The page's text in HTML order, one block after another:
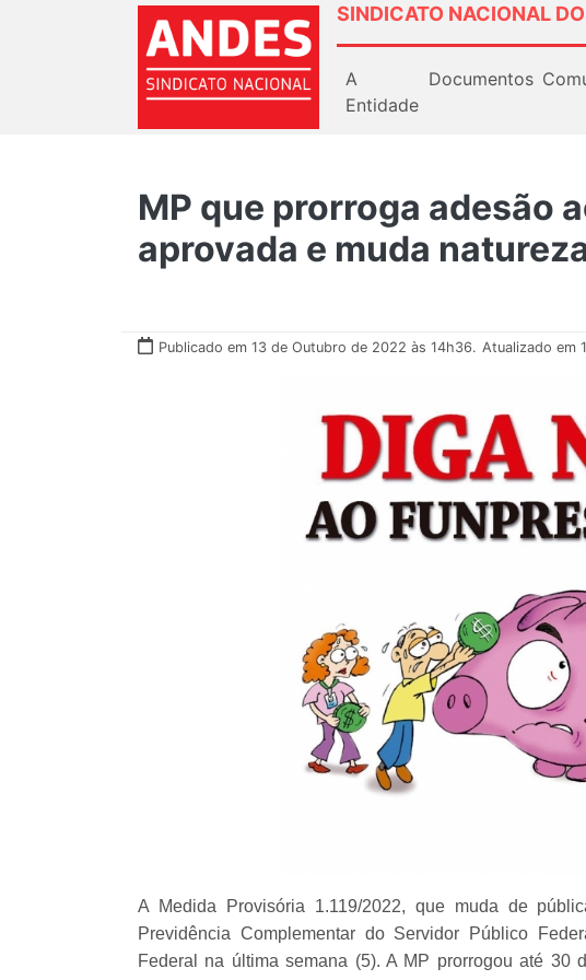
SINDICATO NACIONAL
A
Entidade
Documentos
MP que prorroga adesão
aprovada e muda
Publicado em 13 de Outubro de 2022 às 14h36. Atualizado em
A Medida Provisória 1.119/2022, que muda de
Previdência Complementar do Servidor Público
Federal na última semana (5). A MP prorrogou até 30